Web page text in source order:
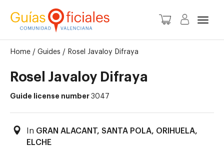
Home / Guides / Rosel Javaloy Difraya
Rosel Javaloy Difraya
Guide license number 3047
In GRAN ALACANT, SANTA POLA, ORIHUELA,
ELCHE